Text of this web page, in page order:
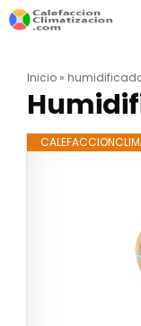
Saltar
contenido
Inicio »